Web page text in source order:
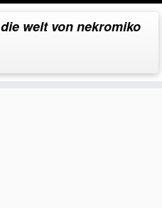
die welt von nekromiko